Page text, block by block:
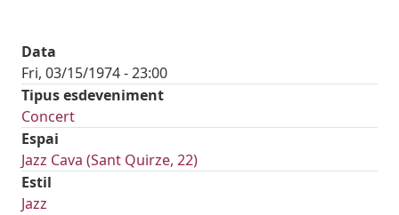
Data
Fri, 03/15/1974 - 23:00
Tipus esdeveniment
Concert
Espai
Jazz Cava (Sant Quirze, 22)
Estil
Jazz